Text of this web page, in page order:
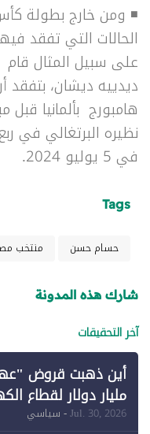
◾ ومن خارج بطولة
الحالات التي تفقد
على سبيل المثال قام
ديدييه ديشان،
هامبورج بألمانيا
نظيره البرتغالي في
في 5 يوليو 2024.
Tags
حسام حسن منتخب
شارك هذه المدونة
آخر التحقيقات
لـ"الطاقة المتجددة" (1)
Jul. 30, 2026- سياسي